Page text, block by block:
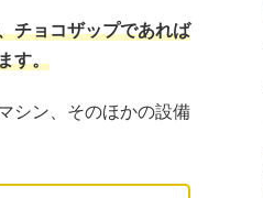
チョコザップであれば
す。
シン、そのほかの設備